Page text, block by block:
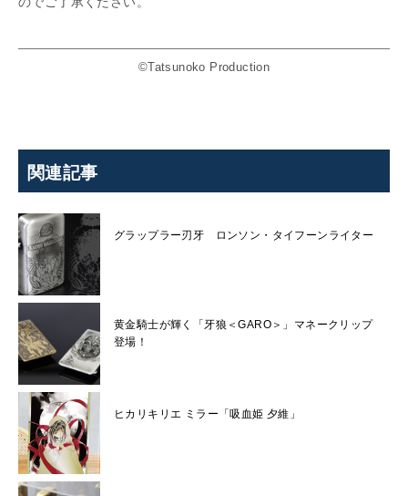
©Tatsunoko Production
関連記事
グラップラー刃牙 ロンソン・タイフーンライター
黄金騎士が輝く「牙狼＜GARO＞」マネークリップ
登場！
ヒカリキリエ ミラー「吸血姫 夕維」